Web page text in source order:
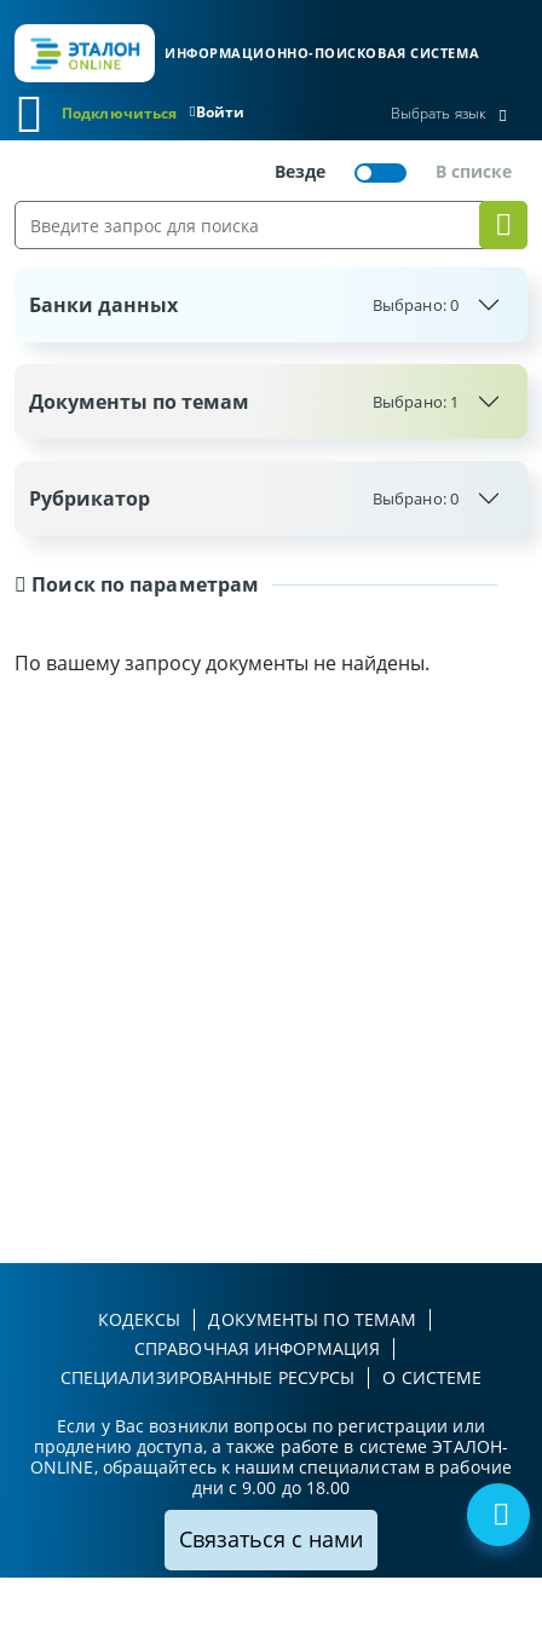
ИНФОРМАЦИОННО-ПОИСКОВАЯ СИСТЕМА
Войти
Подключиться Выбрать язык
Поиск по параметрам
По вашему запросу документы не найдены.
Банки данных Выбрано:0
Документы по темам Выбрано: 1
Рубрикатор Выбрано:0
КОДЕКСЫ
ДОКУМЕНТЫ ПО ТЕМАМ
СПРАВОЧНАЯ ИНФОРМАЦИЯ
СПЕЦИАЛИЗИРОВАННЫЕ РЕСУРСЫ
О СИСТЕМЕ
Если у Вас возникли вопросы по регистрации или
продлению доступа, а также работе в системе ЭТАЛОН-
ONLINE, обращайтесь к нашим специалистам в рабочие
дни с 9.00 до 18.00
Связаться с нами